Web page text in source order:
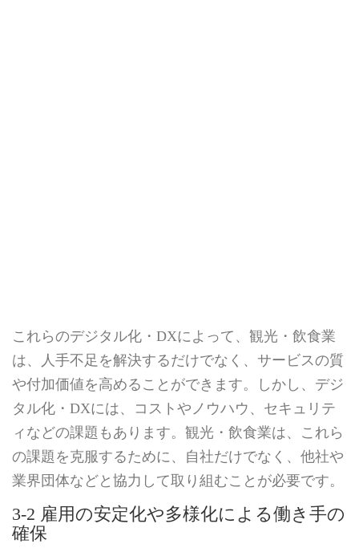
これらのデジタル化・DXによって、観光・飲食業
は、人手不足を解決するだけでなく、サービスの質
や付加価値を高めることができます。しかし、デジ
タル化・DXには、コストやノウハウ、セキュリテ
ィなどの課題もあります。観光・飲食業は、これら
の課題を克服するために、自社だけでなく、他社や
業界団体などと協力して取り組むことが必要です。
3-2 雇用の安定化や多様化による働き手の
確保